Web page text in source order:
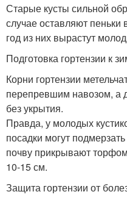
Старые кусты сильной
случае оставляют
год из них вырастут
Подготовка гортензии к
Корни гортензии
перепревшим навозом, а
без укрытия.
Правда, у молодых
посадки могут
почву прикрывают
10-15 см.
Защита гортензии от